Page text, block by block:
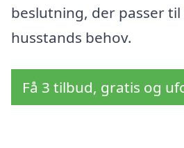
beslutning, der passer
husstands behov.
Få 3 tilbud, gratis og